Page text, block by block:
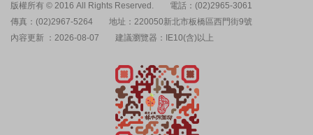
版權所有 © 2016 All Rights Reserved.
電話：(02)2965-3061
傳真：(02)2967-5264
地址：220050新北市板橋區西門街9號
內容更新 ：2026-08-07
建議瀏覽器：IE10(含)以上